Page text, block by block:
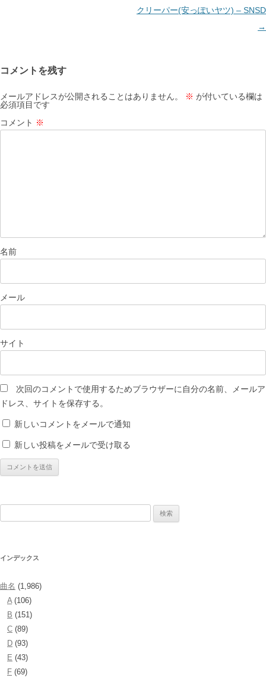
シ
ョ
ン
クリーパー(安っぽいヤツ) – SNSD
→
コメントを残す
メールアドレスが公開されることはありません。 ※ が付いている欄は
必須項目です
コメント ※
名前
メール
サイト
次回のコメントで使用するためブラウザーに自分の名前、メールア
ドレス、サイトを保存する。
新しいコメントをメールで通知
新しい投稿をメールで受け取る
インデックス
曲名 (1,986)
A(106)
B (151)
C (89)
D (93)
E (43)
F (69)